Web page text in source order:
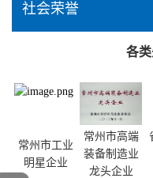
社会荣誉
各
常州市工业
明星企业
常州市高端
装备制造业
龙头企业